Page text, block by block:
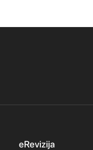
eRevizija